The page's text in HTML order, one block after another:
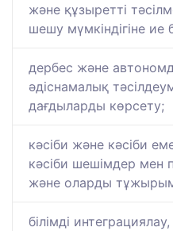
және құзыретті
шешу мүмкіндігіне ие
дербес және
әдіснамалық
дағдыларды көрсету;
кәсіби және кәсіби
кәсіби шешімдер мен
және оларды
білімді